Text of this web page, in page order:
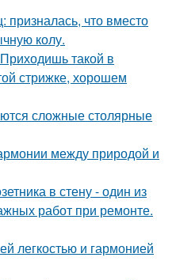
призналась, что вместо
колу.
такой в
стрижке, хорошем
сложные столярные
между природой и
в стену - один из
работ при ремонте.
легкостью и гармонией